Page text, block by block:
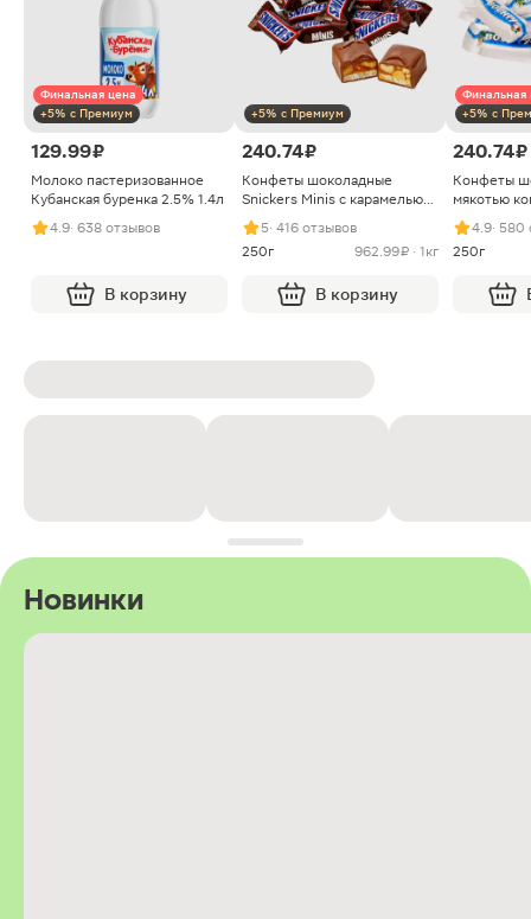
Финальная цена
+5% с Премиум
129.99 ₽
Молоко пастеризованное
Кубанская буренка 2.5% 1.4л
4.9· 638 отзывов
В корзину
+5% с Премиум
240.74 ₽
Конфеты шоколадные
Snickers Minis с карамелью
арахисом и нугой
5· 416 отзывов
250г
962.99 ₽ · 1кг
В корзину
Финальная
+5% с
240.74 ₽
Конфеты
мякотью
4.9· 580
250г
Новинки